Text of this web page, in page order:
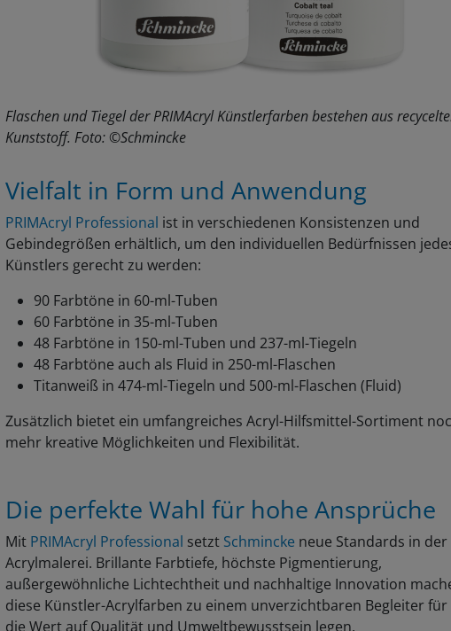
Flaschen und Tiegel der PRIMAcryl Künstlerfarben bestehen aus
Kunststoff. Foto: ©Schmincke
Vielfalt in Form und Anwendung
PRIMAcryl Professional ist in verschiedenen Konsistenzen und
Gebindegrößen erhältlich, um den individuellen Bedürfnissen
Künstlers gerecht zu werden:
90 Farbtöne in 60-ml-Tuben
60 Farbtöne in 35-ml-Tuben
48 Farbtöne in 150-ml-Tuben und 237-ml-Tiegeln
48 Farbtöne auch als Fluid in 250-ml-Flaschen
Titanweiß in 474-ml-Tiegeln und 500-ml-Flaschen (Fluid)
Zusätzlich bietet ein umfangreiches Acryl-Hilfsmittel-Sortiment
mehr kreative Möglichkeiten und Flexibilität.
Die perfekte Wahl für hohe Ansprüche
Mit PRIMAcryl Professional setzt Schmincke neue Standards in der
Acrylmalerei. Brillante Farbtiefe, höchste Pigmentierung,
außergewöhnliche Lichtechtheit und nachhaltige Innovation
diese Künstler-Acrylfarben zu einem unverzichtbaren Begleiter für
die Wert auf Qualität und Umweltbewusstsein legen.